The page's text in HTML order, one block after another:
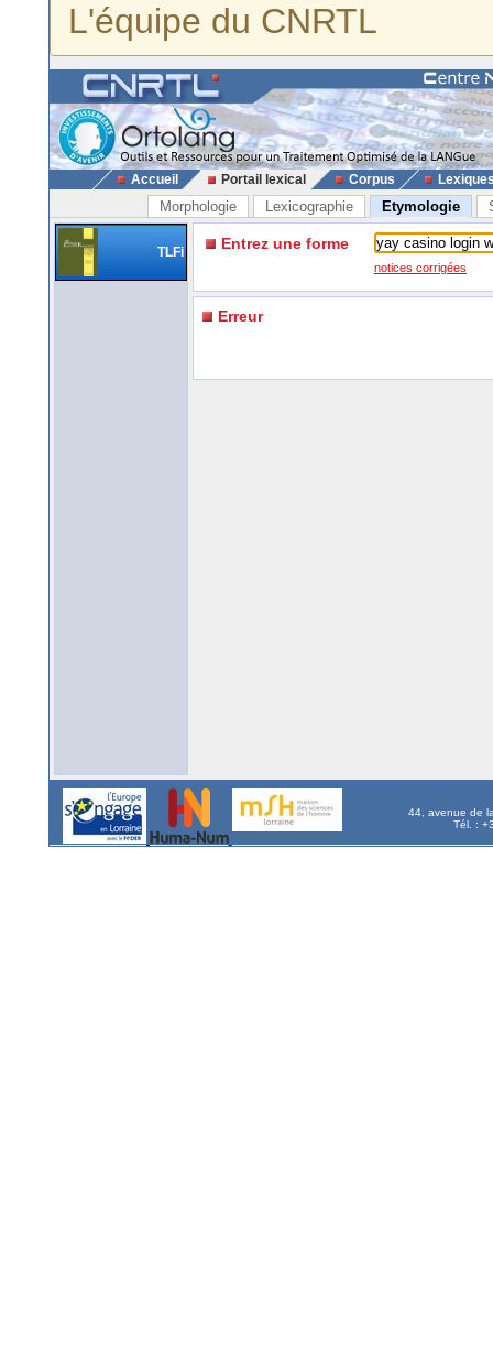
L'équipe du CNRTL
Accueil Portail lexical Corpus
Morphologie Lexicographie Etymologie
TLFi Entrez une forme
notices corrigées
Erreur
44, avenue de
Tél. :